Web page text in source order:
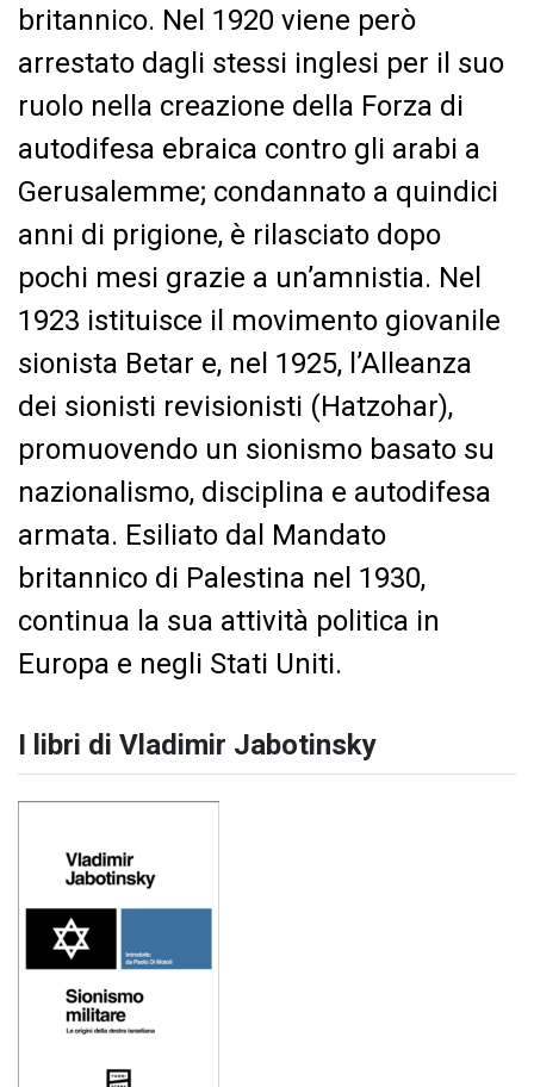
britannico. Nel 1920 viene però
arrestato dagli stessi inglesi per il suo
ruolo nella creazione della Forza di
autodifesa ebraica contro gli arabi a
Gerusalemme; condannato a quindici
anni di prigione, è rilasciato dopo
pochi mesi grazie a un’amnistia. Nel
1923 istituisce il movimento giovanile
sionista Betar e, nel 1925, l’Alleanza
dei sionisti revisionisti (Hatzohar),
promuovendo un sionismo basato su
nazionalismo, disciplina e autodifesa
armata. Esiliato dal Mandato
britannico di Palestina nel 1930,
continua la sua attività politica in
Europa e negli Stati Uniti.
I libri di Vladimir Jabotinsky